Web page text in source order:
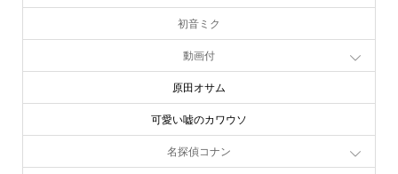
初音ミク
動画付
原田オサム
可愛い嘘のカワウソ
名探偵コナン